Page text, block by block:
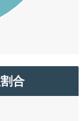
合